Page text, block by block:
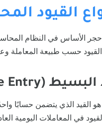
القيود
حجر الأساس في النظام
حسب طبيعة المعاملة
هو القيد الذي يتضمن حسابًا
في المعاملات اليومية